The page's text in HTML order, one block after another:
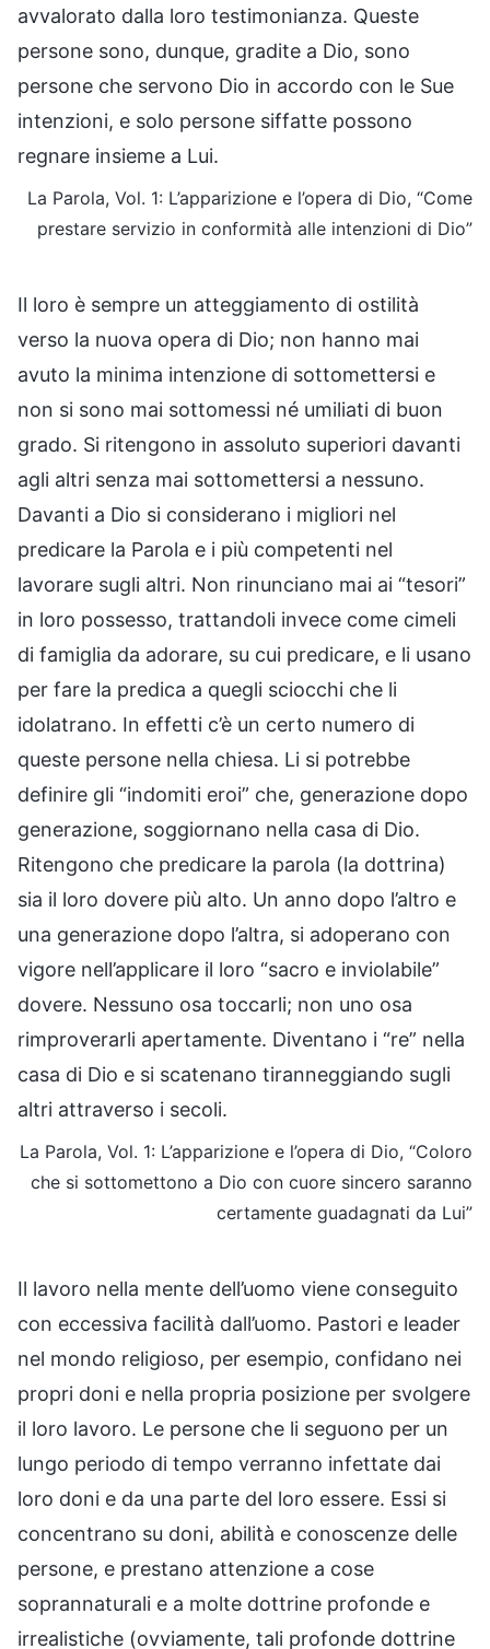
avvalorato dalla loro testimonianza. Queste
persone sono, dunque, gradite a Dio, sono
persone che servono Dio in accordo con le Sue
intenzioni, e solo persone siffatte possono
regnare insieme a Lui.
La Parola, Vol. 1: L’apparizione e l’opera di Dio, “Come
prestare servizio in conformità alle intenzioni di Dio”
Il loro è sempre un atteggiamento di ostilità
verso la nuova opera di Dio; non hanno mai
avuto la minima intenzione di sottomettersi e
non si sono mai sottomessi né umiliati di buon
grado. Si ritengono in assoluto superiori davanti
agli altri senza mai sottomettersi a nessuno.
Davanti a Dio si considerano i migliori nel
predicare la Parola e i più competenti nel
lavorare sugli altri. Non rinunciano mai ai “tesori”
in loro possesso, trattandoli invece come cimeli
di famiglia da adorare, su cui predicare, e li usano
per fare la predica a quegli sciocchi che li
idolatrano. In effetti c’è un certo numero di
queste persone nella chiesa. Li si potrebbe
definire gli “indomiti eroi” che, generazione dopo
generazione, soggiornano nella casa di Dio.
Ritengono che predicare la parola (la dottrina)
sia il loro dovere più alto. Un anno dopo l’altro e
una generazione dopo l’altra, si adoperano con
vigore nell’applicare il loro “sacro e inviolabile”
dovere. Nessuno osa toccarli; non uno osa
rimproverarli apertamente. Diventano i “re” nella
casa di Dio e si scatenano tiranneggiando sugli
altri attraverso i secoli.
La Parola, Vol. 1: L’apparizione e l’opera di Dio, “Coloro
che si sottomettono a Dio con cuore sincero saranno
certamente guadagnati da Lui”
Il lavoro nella mente dell’uomo viene conseguito
con eccessiva facilità dall’uomo. Pastori e leader
nel mondo religioso, per esempio, confidano nei
propri doni e nella propria posizione per svolgere
il loro lavoro. Le persone che li seguono per un
lungo periodo di tempo verranno infettate dai
loro doni e da una parte del loro essere. Essi si
concentrano su doni, abilità e conoscenze delle
persone, e prestano attenzione a cose
soprannaturali e a molte dottrine profonde e
irrealistiche (ovviamente, tali profonde dottrine